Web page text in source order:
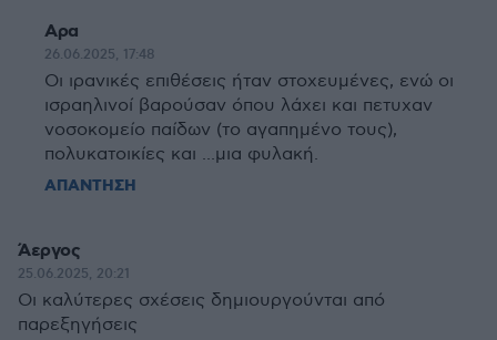
Αρα
26.06.2025, 17:48
Οι ιρανικές επιθέσεις ήταν στοχευμένες, ενώ οι
ισραηλινοί βαρούσαν όπου λάχει και πετυχαν
νοσοκομείο παίδων (το αγαπημένο τους),
πολυκατοικίες και ...μια φυλακή.
ΑΠΑΝΤΗΣΗ
Άεργος
25.06.2025, 20:21
Οι καλύτερες σχέσεις δημιουργούνται από
παρεξηγήσεις